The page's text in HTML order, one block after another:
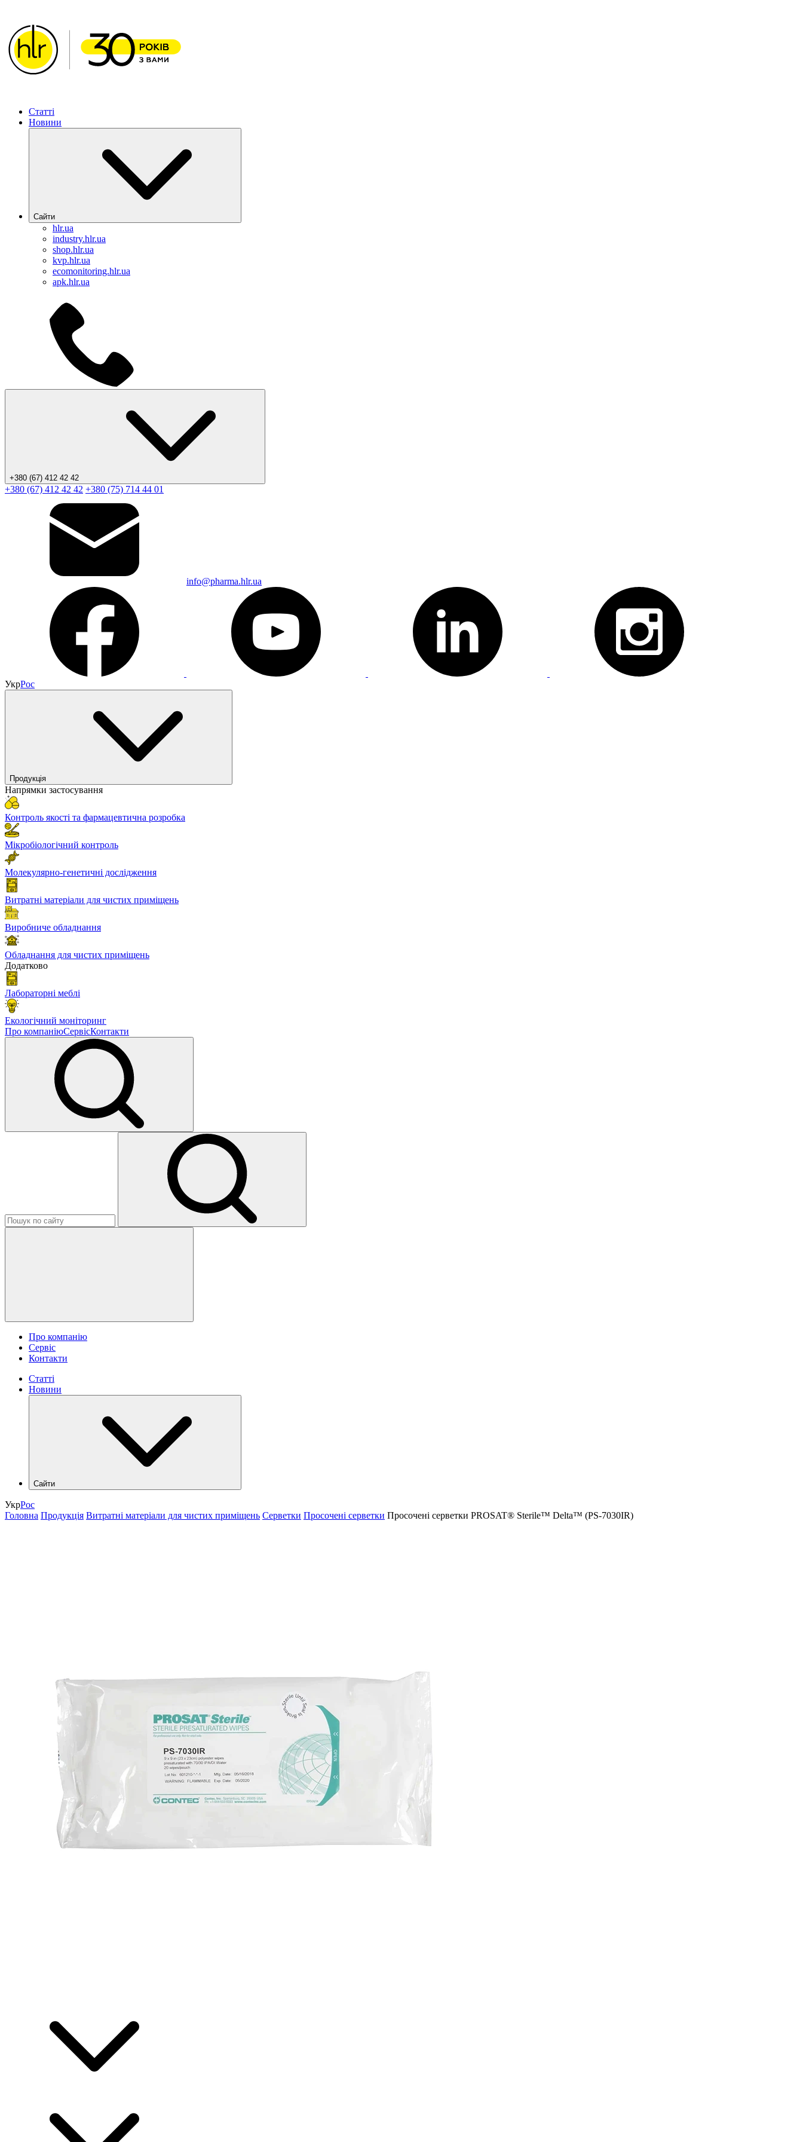
Статті
Новини
Сайти
hlr.ua
industry.hlr.ua
shop.hlr.ua
kvp.hlr.ua
ecomonitoring.hlr.ua
apk.hlr.ua
+380 (67) 412 42 42
+380 (67) 412 42 42 +380 (75) 714 44 01
info@pharma.hlr.ua
УкрРос
Продукція
Напрямки застосування
Контроль якості та фармацевтична розробка
Мікробіологічний контроль
Молекулярно-генетичні дослідження
Витратні матеріали для чистих приміщень
Виробниче обладнання
Обладнання для чистих приміщень
Додатково
Лабораторні меблі
Екологічний моніторинг
Про компаніюСервісКонтакти
Про компанію
Сервіс
Контакти
Статті
Новини
Сайти
shop.hlr.ua
УкрРос
Головна Продукція Витратні матеріали для чистих приміщень Серветки Просочені серветки Просочені серветки PROSAT® Sterile™ Delta™ (PS-7030IR)